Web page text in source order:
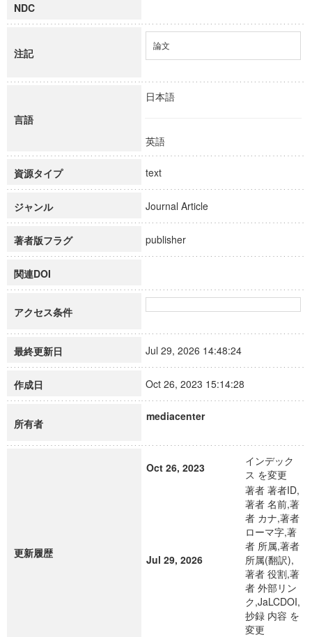
NDC
注記
論文
言語
日本語
英語
資源タイプ text
ジャンル Journal Article
著者版フラグ publisher
関連DOI
アクセス条件
最終更新日 Jul 29, 2026 14:48:24
作成日 Oct 26, 2023 15:14:28
所有者
mediacenter
更新履歴
Oct 26, 2023
インデック
ス を変更
Jul 29, 2026
著者 著者ID,
著者 名前,著
者 カナ,著者
ローマ字,著
者 所属,著者
所属(翻訳),
著者 役割,著
者 外部リン
ク,JaLCDOI,
抄録 内容 を
変更